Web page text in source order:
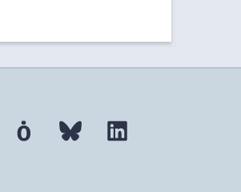
PeerTube Mobilizon Bluesky